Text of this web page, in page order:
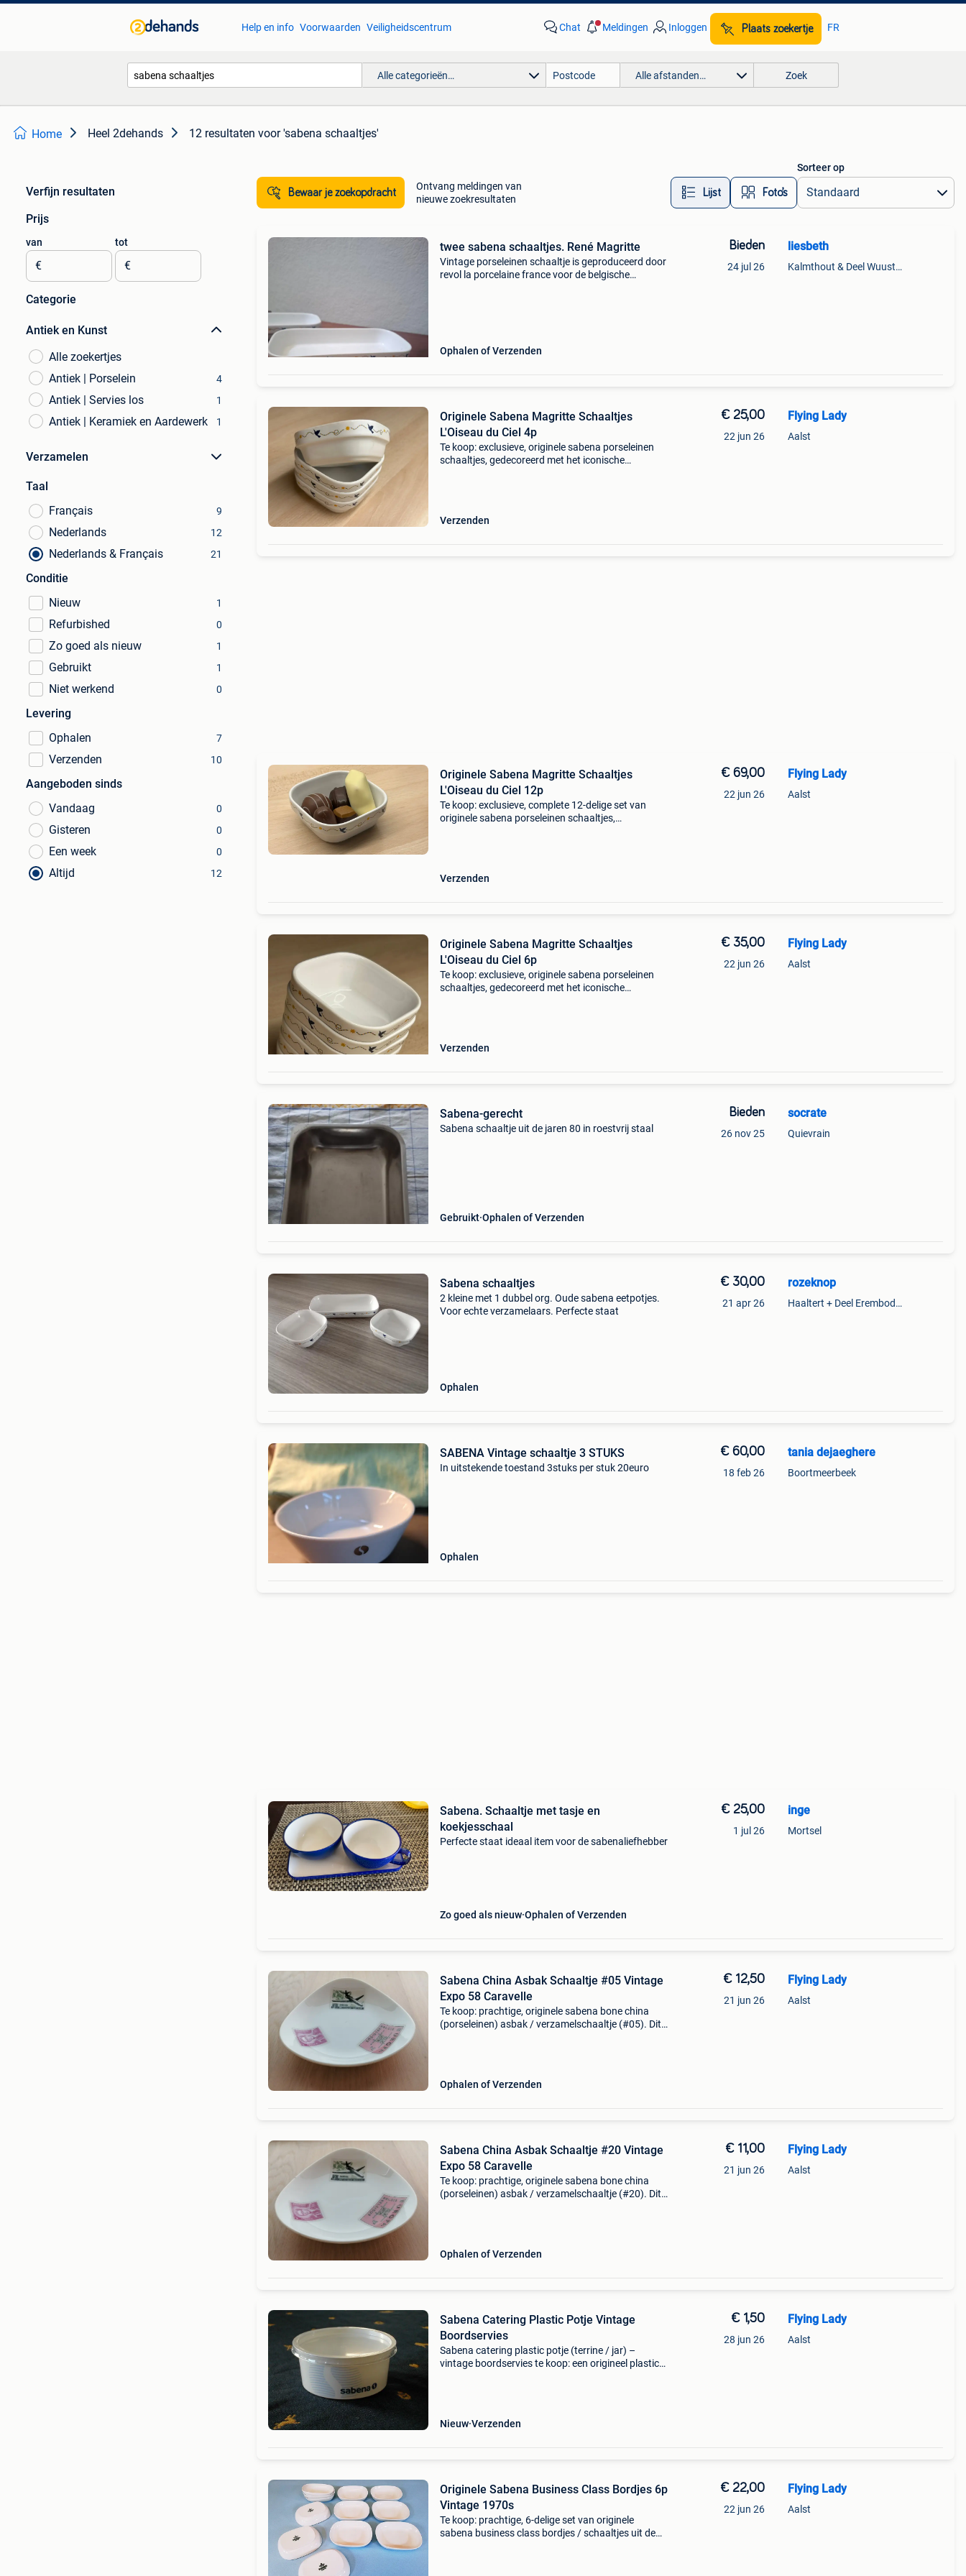
Help en info Voorwaarden Veiligheidscentrum Chat Meldingen Inloggen Plaats zoekertje FR
Alle categorieën… Alle afstanden… Zoek
Home Heel 2dehands 12 resultaten voor 'sabena schaaltjes'
Verfijn resultaten
Prijs
van
€
tot
€
Categorie
Antiek en Kunst
Alle zoekertjes
Antiek | Porselein
4
Antiek | Servies los 1
Antiek | Keramiek en Aardewerk 1
Verzamelen
Taal
Français
9
Nederlands 12
Nederlands & Français 21
Conditie
Nieuw
1
Refurbished 0
Zo goed als nieuw 1
Gebruikt 1
Niet werkend 0
Levering
Ophalen
7
Verzenden 10
Aangeboden sinds
Vandaag
0
Gisteren 0
Een week 0
Altijd 12
Bewaar je zoekopdracht
Ontvang meldingen van
nieuwe zoekresultaten
Lijst Foto’s
Sorteer op
twee sabena schaaltjes. René Magritte
Vintage porseleinen schaaltje is geproduceerd door
revol la porcelaine france voor de belgische
Ophalen of Verzenden
Bieden
24 jul 26
liesbeth
Kalmthout & Deel Wuustwezel
Originele Sabena Magritte Schaaltjes
L'Oiseau du Ciel 4p
Te koop: exclusieve, originele sabena porseleinen
schaaltjes, gedecoreerd met het iconische
Verzenden
€ 25,00
22 jun 26
Flying Lady
Aalst
Originele Sabena Magritte Schaaltjes
L'Oiseau du Ciel 12p
Te koop: exclusieve, complete 12-delige set van
originele sabena porseleinen schaaltjes,
Verzenden
€ 69,00
22 jun 26
Flying Lady
Aalst
Originele Sabena Magritte Schaaltjes
L'Oiseau du Ciel 6p
Te koop: exclusieve, originele sabena porseleinen
schaaltjes, gedecoreerd met het iconische
Verzenden
€ 35,00
22 jun 26
Flying Lady
Aalst
Sabena-gerecht
Sabena schaaltje uit de jaren 80 in roestvrij staal
Gebruikt Ophalen of Verzenden
Bieden
26 nov 25
socrate
Quievrain
Sabena schaaltjes
2 kleine met 1 dubbel org. Oude sabena eetpotjes.
Voor echte verzamelaars. Perfecte staat
Ophalen
€ 30,00
21 apr 26
rozeknop
Haaltert + Deel Erembodegem
SABENA Vintage schaaltje 3 STUKS
In uitstekende toestand 3stuks per stuk 20euro
Ophalen
€ 60,00
18 feb 26
tania dejaeghere
Boortmeerbeek
Sabena. Schaaltje met tasje en
koekjesschaal
Perfecte staat ideaal item voor de sabenaliefhebber
Zo goed als nieuw Ophalen of Verzenden
€ 25,00
1 jul 26
inge
Mortsel
Sabena China Asbak Schaaltje #05 Vintage
Expo 58 Caravelle
Te koop: prachtige, originele sabena bone china
(porseleinen) asbak / verzamelschaaltje (#05). Dit
Ophalen of Verzenden
€ 12,50
21 jun 26
Flying Lady
Aalst
Sabena China Asbak Schaaltje #20 Vintage
Expo 58 Caravelle
Te koop: prachtige, originele sabena bone china
(porseleinen) asbak / verzamelschaaltje (#20). Dit
Ophalen of Verzenden
€ 11,00
21 jun 26
Flying Lady
Aalst
Sabena Catering Plastic Potje Vintage
Boordservies
Sabena catering plastic potje (terrine / jar) –
vintage boordservies te koop: een origineel plastic
Nieuw Verzenden
€ 1,50
28 jun 26
Flying Lady
Aalst
Originele Sabena Business Class Bordjes 6p
Vintage 1970s
Te koop: prachtige, 6-delige set van originele
sabena business class bordjes / schaaltjes uit de
€ 22,00
22 jun 26
Flying Lady
Aalst